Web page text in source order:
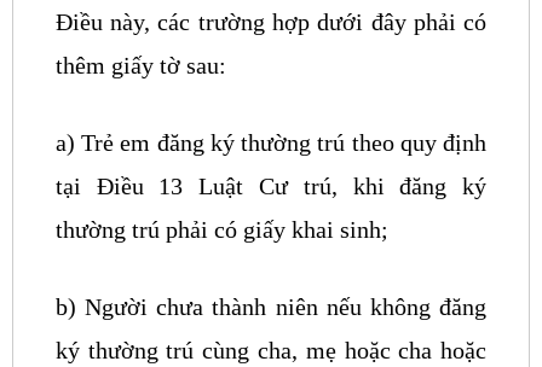
Điều này, các trường hợp dưới đây phải có
thêm giấy tờ sau:
a) Trẻ em đăng ký thường trú theo quy định
tại Điều 13 Luật Cư trú, khi đăng ký
thường trú phải có giấy khai sinh;
b) Người chưa thành niên nếu không đăng
ký thường trú cùng cha, mẹ hoặc cha hoặc